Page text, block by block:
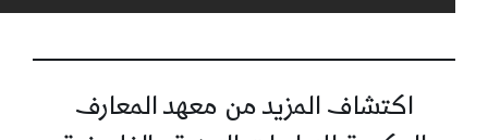
اكتشاف المزيد من معهد المعارف